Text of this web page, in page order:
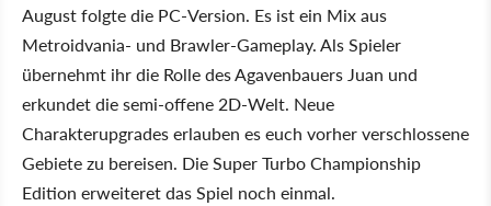
August folgte die PC-Version. Es ist ein Mix aus
Metroidvania- und Brawler-Gameplay. Als Spieler
übernehmt ihr die Rolle des Agavenbauers Juan und
erkundet die semi-offene 2D-Welt. Neue
Charakterupgrades erlauben es euch vorher verschlossene
Gebiete zu bereisen. Die Super Turbo Championship
Edition erweiteret das Spiel noch einmal.